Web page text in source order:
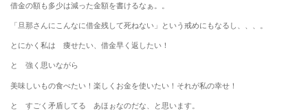
借金の額も多少は減った金額を書けるなぁ。。
「旦那さんにこんなに借金残して死ねない」という戒めにもなるし、、、。
とにかく私は 痩せたい、借金早く返したい！
と 強く思いながら
美味しいもの食べたい！楽しくお金を使いたい！それが私の幸せ！
と すごく矛盾してる あほぉなのだな、と思います。